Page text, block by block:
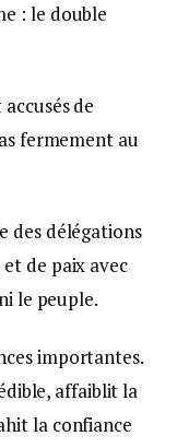
: le double
de
fermement au
des délégations
de paix avec
le peuple.
importantes.
affaiblit la
la confiance